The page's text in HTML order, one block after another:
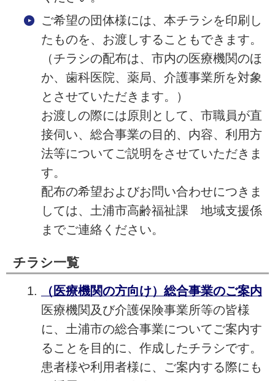
ご希望の団体様には、本チラシを印刷し
たものを、お渡しすることもできます。
（チラシの配布は、市内の医療機関のほ
か、歯科医院、薬局、介護事業所を対象
とさせていただきます。）
お渡しの際には原則として、市職員が直
接伺い、総合事業の目的、内容、利用方
法等についてご説明をさせていただきま
す。
配布の希望およびお問い合わせにつきま
しては、土浦市高齢福祉課 地域支援係
までご連絡ください。
チラシ一覧
（医療機関の方向け）総合事業のご案内
医療機関及び介護保険事業所等の皆様
に、土浦市の総合事業についてご案内す
ることを目的に、作成したチラシです。
患者様や利用者様に、ご案内する際にも